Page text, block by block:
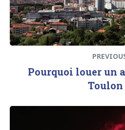
Pourquoi louer un
Toulon